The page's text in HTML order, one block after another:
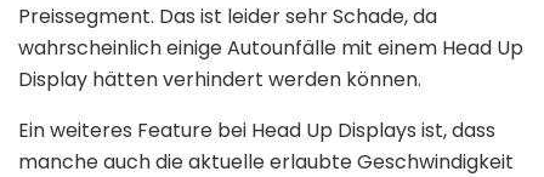
Preissegment. Das ist leider sehr Schade, da
wahrscheinlich einige Autounfälle mit einem Head Up
Display hätten verhindert werden können.
Ein weiteres Feature bei Head Up Displays ist, dass
manche auch die aktuelle erlaubte Geschwindigkeit